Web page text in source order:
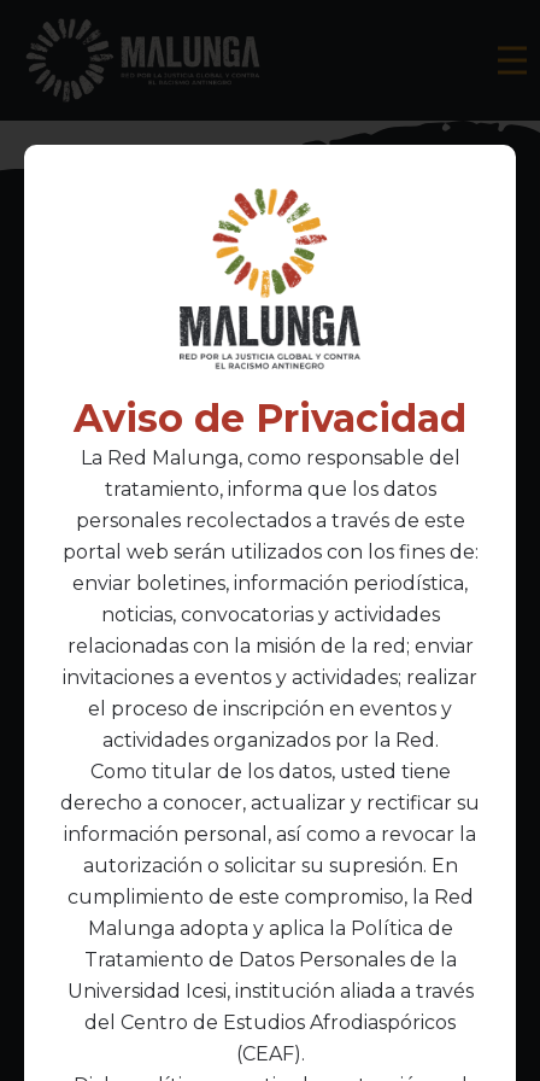
Inscríbete al boletín informativo
Acepto lapolítica de privacidad
Enlaces Principales
Inicio
Acerca de Malunga
Nuestra misión
Quiénes somos
Enlaces de interés
Publicaciones
Noticias
Contáctanos
Política de Tratamiento de Datos
Aviso de Privacidad
La Red Malunga, como responsable del
tratamiento, informa que los datos
personales recolectados a través de este
portal web serán utilizados con los fines de:
enviar boletines, información periodística,
noticias, convocatorias y actividades
relacionadas con la misión de la red; enviar
invitaciones a eventos y actividades; realizar
el proceso de inscripción en eventos y
actividades organizados por la Red.
Como titular de los datos, usted tiene
derecho a conocer, actualizar y rectificar su
información personal, así como a revocar la
autorización o solicitar su supresión. En
cumplimiento de este compromiso, la Red
Malunga adopta y aplica la Política de
Tratamiento de Datos Personales de la
Universidad Icesi, institución aliada a través
del Centro de Estudios Afrodiaspóricos
(CEAF).